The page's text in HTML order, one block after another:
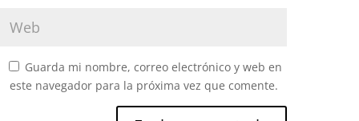
Guarda mi nombre, correo electrónico y web en
este navegador para la próxima vez que comente.